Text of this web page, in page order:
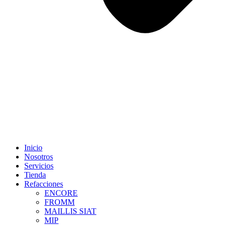
Inicio
Nosotros
Servicios
Tienda
Refacciones
ENCORE
FROMM
MAILLIS SIAT
MIP